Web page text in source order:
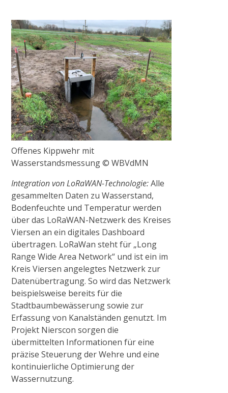
Offenes Kippwehr mit
Wasserstandsmessung © WBVdMN
Integration von LoRaWAN-Technologie:Alle
gesammelten Daten zu Wasserstand,
Bodenfeuchte und Temperatur werden
über das LoRaWAN-Netzwerk des Kreises
Viersen an ein digitales Dashboard
übertragen. LoRaWan steht für „Long
Range Wide Area Network“ und ist ein im
Kreis Viersen angelegtes Netzwerk zur
Datenübertragung. So wird das Netzwerk
beispielsweise bereits für die
Stadtbaumbewässerung sowie zur
Erfassung von Kanalständen genutzt. Im
Projekt Nierscon sorgen die
übermittelten Informationen für eine
präzise Steuerung der Wehre und eine
kontinuierliche Optimierung der
Wassernutzung.